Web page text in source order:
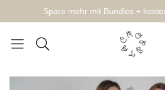
Spare mehr mit Bundles +
Cerca